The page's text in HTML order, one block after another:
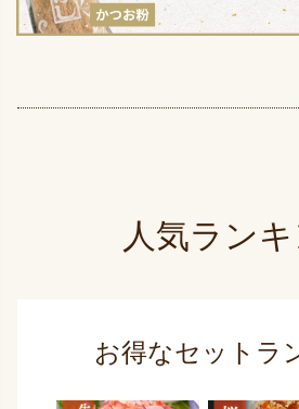
人気ラン
お得なセットラ